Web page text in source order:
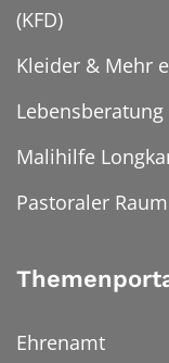
(KFD)
Kleider & Mehr
Lebensberatung
Malihilfe
Pastoraler
Ehrenamt